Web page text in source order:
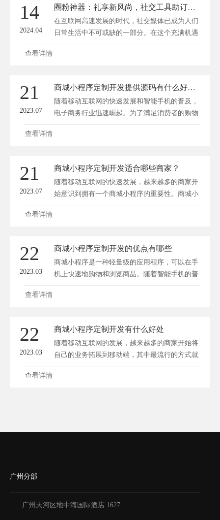
功的第一步，在于对顾客需求的精准把握。了解
目标顾客的消费...
14
2024.04
圈粉神器：礼享新风尚，社交工具助订单狂飙
在互联网高速发展的时代，社交媒体已成为人们
日常生活中不可或缺的一部分。在这个充满机遇
和挑战的时代，商家们纷纷寻求创新，试图在激
交工具的崛起 近年来，社交电商的崛起有目共
睹。从微信、微博、...
查看详情
21
2023.07
商城小程序定制开发提供源码有什么好处？
随着移动互联网的快速发展和智能手机的普及，
电子商务行业迅速崛起。为了满足消费者的购物
需求，商家们纷纷开设线上商城。而随着微信小
性化需求。每个商家都有自己独特的品牌形象和
经营理念，因此...
查看详情
21
2023.07
商城小程序定制开发适合哪些商家？
随着移动互联网的快速发展，越来越多的商家开
始意识到拥有一个商城小程序的重要性。商城小
程序是一种基于微信平台的应用程序，可以帮助
实体店铺。随着线上购物的普及，许多实体店铺
面临着销售额下滑...
查看详情
22
2023.03
商城小程序定制开发的优点有哪些
商城小程序是一种轻量级的应用程序，可以在手
机上快速地购物和浏览商品。随着智能手机的普
及和移动互联网的发展，商城小程序已经成为了
满足企业的个性化需求 商城小程序定制开发可
以帮助企业...
查看详情
22
2023.03
商城小程序定制开发有什么好处
随着移动互联网的发展，越来越多的商家开始将
自己的业务拓展到移动端，其中最流行的方式就
是开发自己的商城小程序。商城小程序是一种运
查看详情
广州分部
广州天河区地中海国际酒店 1627